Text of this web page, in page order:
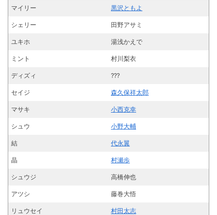
マイリー 黒沢ともよ
シェリー 田野アサミ
ユキホ 湯浅かえで
ミント 村川梨衣
ディズィ ???
セイジ 森久保祥太郎
マサキ 小西克幸
シュウ 小野大輔
結 代永翼
晶 村瀬歩
シュウジ 高橋伸也
アツシ 藤巻大悟
リュウセイ 村田太志